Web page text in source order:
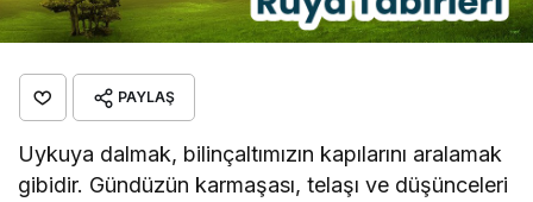
PAYLAŞ
Uykuya dalmak, bilinçaltımızın kapılarını aralamak
gibidir. Gündüzün karmaşası, telaşı ve düşünceleri